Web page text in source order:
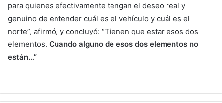
para quienes efectivamente tengan el deseo real y
genuino de entender cuál es el vehículo y cuál es el
norte”, afirmó, y concluyó: “Tienen que estar esos dos
elementos. Cuando alguno de esos dos elementos no
están…”